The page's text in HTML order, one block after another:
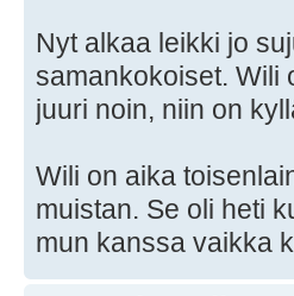
Nyt alkaa leikki jo
samankokoiset. Wili
juuri noin, niin on
Wili on aika
muistan. Se oli heti
mun kanssa vaikka